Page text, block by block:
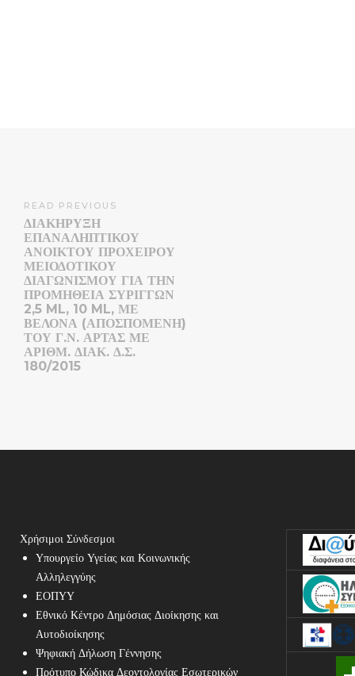
READ PREVIOUS
ΔΙΑΚΗΡΥΞΗ
ΕΠΑΝΑΛΗΠΤΙΚΟΥ
ΑΝΟΙΚΤΟΥ ΠΡΟΧΕΙΡΟΥ
ΜΕΙΟΔΟΤΙΚΟΥ
ΔΙΑΓΩΝΙΣΜΟΥ ΓΙΑ ΤΗΝ
ΠΡΟΜΗΘΕΙΑ ΣΥΡΙΓΓΩΝ
2,5 ML, 10 ML, ΜΕ
ΒΕΛΟΝΑ (ΑΠΟΣΠΟΜΕΝΗ)
ΤΟΥ Γ.Ν. ΑΡΤΑΣ ΜΕ
ΑΡΙΘΜ. ΔΙΑΚ. Δ.Σ.
180/2015
Χρήσιμοι Σύνδεσμοι
Υπουργείο Υγείας και Κοινωνικής
Αλληλεγγύης
ΕΟΠΥΥ
Εθνικό Κέντρο Δημόσιας Διοίκησης και
Αυτοδιοίκησης
Ψηφιακή Δήλωση Γέννησης
Πρότυπο Κώδικα Δεοντολογίας Εσωτερικών